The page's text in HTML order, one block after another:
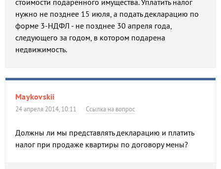
стоимости подаренного имущества. Уплатить налог
нужно не позднее 15 июля, а подать декларацию по
форме 3-НДФЛ - не позднее 30 апреля года,
следующего за годом, в котором подарена
недвижимость.
Maykovskii
24 апреля 2014, 10:11 Ссылка на вопрос
Должны ли мы представлять декларацию и платить
налог при продаже квартиры по договору мены?